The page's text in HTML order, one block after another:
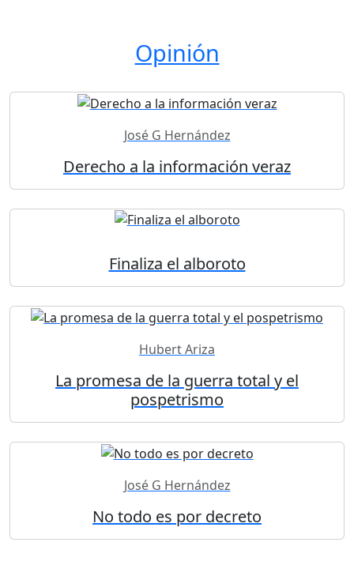
Opinión
José G Hernández
Derecho a la información veraz
Finaliza el alboroto
Hubert Ariza
La promesa de la guerra total y el
pospetrismo
José G Hernández
No todo es por decreto